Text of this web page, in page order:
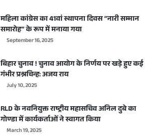
महिला कांग्रेस का 41वां स्थापना दिवस “नारी सम्मान
समारोह” के रूप में मनाया गया
September 16, 2025
बिहार चुनाव ! चुनाव आयोग के निर्णय पर खड़े हुए कई
गंभीर प्रश्नचिन्ह: अजय राय
July 10, 2025
RLD के नवनियुक्त राष्ट्रीय महासचिव अनिल दुबे का
गोण्डा में कार्यकर्ताओं ने स्वागत किया
March 19, 2025